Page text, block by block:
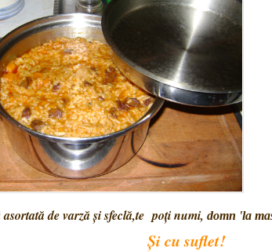
de varză şi sfeclă,te poţi numi, domn 'la
cu